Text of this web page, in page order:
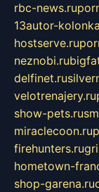
rbc-news.ru
13autor-
hostserve.ru
neznobi.ru
delfinet.ru
velotrenajery.ru
show-pets.ru
miraclecoon.ru
firehunters.ru
hometown-
shop-garena.ru